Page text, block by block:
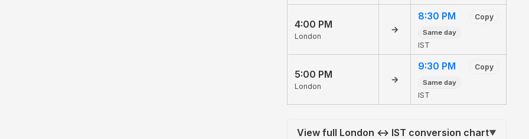
4:00 PM
London
→
8:30 PM Copy
Same day
IST
5:00 PM
London
→
9:30 PM Copy
Same day
IST
View full London ↔ IST conversion chart▼